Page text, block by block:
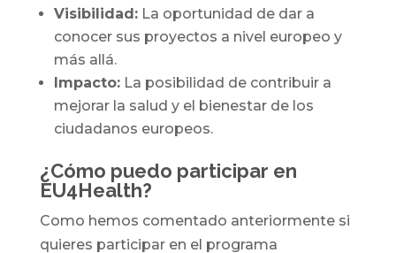
Visibilidad:La oportunidad de dar a
conocer sus proyectos a nivel europeo y
más allá.
Impacto:La posibilidad de contribuir a
mejorar la salud y el bienestar de los
ciudadanos europeos.
¿Cómo puedo participar en
EU4Health?
Como hemos comentado anteriormente si
quieres participar en el programa